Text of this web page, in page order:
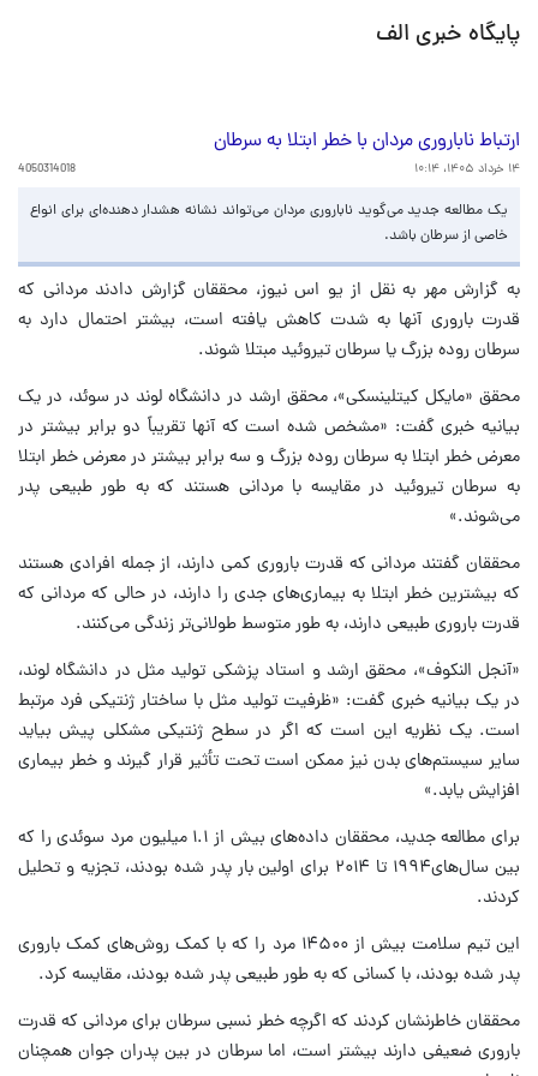
پایگاه خبری الف
ارتباط ناباروری مردان با خطر ابتلا به سرطان
۱۴ خرداد ۱۴۰۵، ۱۰:۱۴ 4050314018
یک مطالعه جدید می‌گوید ناباروری مردان می‌تواند نشانه هشدار دهنده‌ای برای انواع
خاصی از سرطان باشد.
به گزارش مهر به نقل از یو اس نیوز، محققان گزارش دادند مردانی که
قدرت باروری آنها به شدت کاهش یافته است، بیشتر احتمال دارد به
سرطان روده بزرگ یا سرطان تیروئید مبتلا شوند.
محقق «مایکل کیتلینسکی»، محقق ارشد در دانشگاه لوند در سوئد، در یک
بیانیه خبری گفت: «مشخص شده است که آنها تقریباً دو برابر بیشتر در
معرض خطر ابتلا به سرطان روده بزرگ و سه برابر بیشتر در معرض خطر ابتلا
به سرطان تیروئید در مقایسه با مردانی هستند که به طور طبیعی پدر
می‌شوند.»
محققان گفتند مردانی که قدرت باروری کمی دارند، از جمله افرادی هستند
که بیشترین خطر ابتلا به بیماری‌های جدی را دارند، در حالی که مردانی که
قدرت باروری طبیعی دارند، به طور متوسط طولانی‌تر زندگی می‌کنند.
«آنجل النکوف»، محقق ارشد و استاد پزشکی تولید مثل در دانشگاه لوند،
در یک بیانیه خبری گفت: «ظرفیت تولید مثل با ساختار ژنتیکی فرد مرتبط
است. یک نظریه این است که اگر در سطح ژنتیکی مشکلی پیش بیاید
سایر سیستم‌های بدن نیز ممکن است تحت تأثیر قرار گیرند و خطر بیماری
افزایش یابد.»
برای مطالعه جدید، محققان داده‌های بیش از ۱.۱ میلیون مرد سوئدی را که
بین سال‌های۱۹۹۴ تا ۲۰۱۴ برای اولین بار پدر شده بودند، تجزیه و تحلیل
کردند.
این تیم سلامت بیش از ۱۴۵۰۰ مرد را که با کمک روش‌های کمک باروری
پدر شده بودند، با کسانی که به طور طبیعی پدر شده بودند، مقایسه کرد.
محققان خاطرنشان کردند که اگرچه خطر نسبی سرطان برای مردانی که قدرت
باروری ضعیفی دارند بیشتر است، اما سرطان در بین پدران جوان همچنان